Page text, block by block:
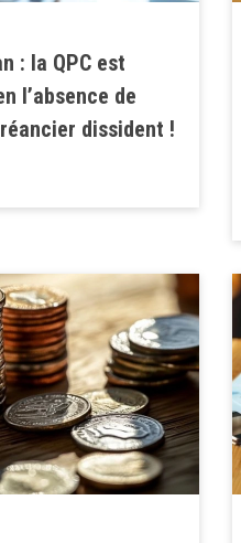
: la QPC est
l’absence de
dissident !